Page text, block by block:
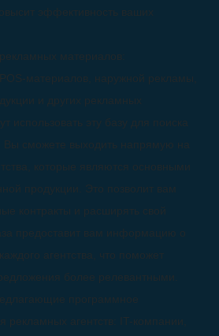
эффективность ваших
материалов:
материалов, наружной рекламы,
и других рекламных
использовать эту базу для поиска
Вы сможете выходить напрямую на
которые являются основными
продукции. Это позволит вам
контракты и расширять свой
предоставит вам информацию о
агентства, что поможет
более релевантными.
программное
рекламных агентств: IT-компании,